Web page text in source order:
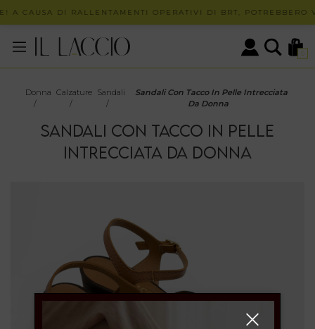
A CAUSA DI RALLENTAMENTI OPERATIVI DI BRT, POTREBBERO
0
Donna
/
Calzature
/
Sandali
/
Sandali Con Tacco In Pelle Intrecciata
Da Donna
SANDALI CON TACCO IN PELLE
INTRECCIATA DA DONNA